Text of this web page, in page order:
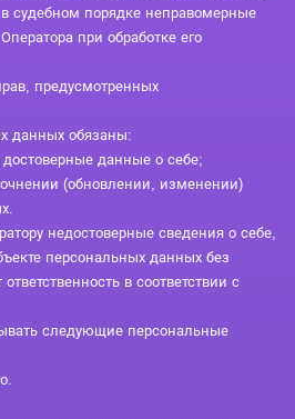
судебном порядке неправомерные
при обработке его
предусмотренных
данных обязаны:
достоверные данные о себе;
(обновлении, изменении)
недостоверные сведения о себе,
персональных данных без
в соответствии с
следующие персональные